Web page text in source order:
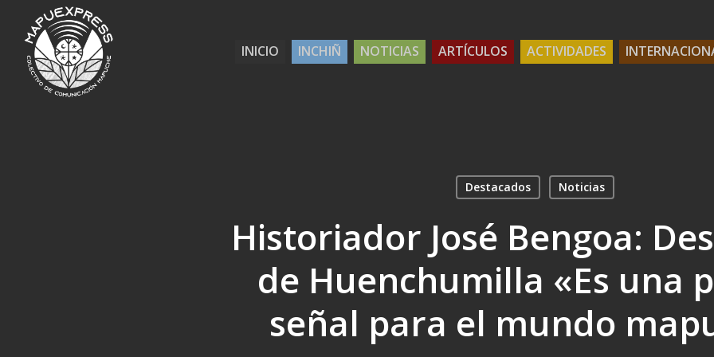
main
content
INICIO INCHIÑ NOTICIAS ARTÍCULOS ACTIVIDADES
Destacados Noticias
Historiador José Bengoa:
de Huenchumilla «Es una
señal para el mundo